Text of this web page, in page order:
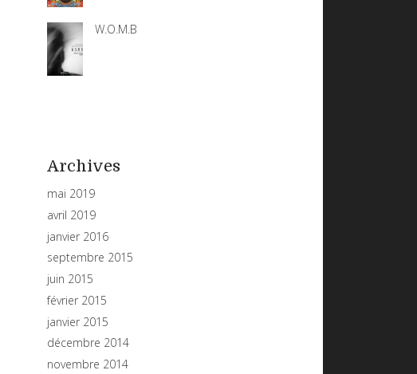
W.O.M.B
Archives
mai 2019
avril 2019
janvier 2016
septembre 2015
juin 2015
février 2015
janvier 2015
décembre 2014
novembre 2014